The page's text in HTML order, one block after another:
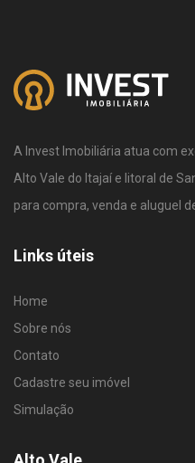
A Invest Imobiliária atua com
Alto Vale do Itajaí e litoral de
para compra, venda e aluguel
Links úteis
Home
Sobre nós
Contato
Cadastre seu imóvel
Simulação